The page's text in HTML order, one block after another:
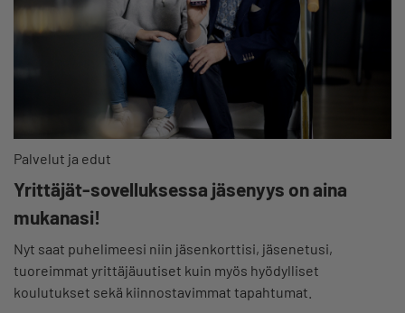
Palvelut ja edut
Yrittäjät-sovelluksessa jäsenyys on aina
mukanasi!
Nyt saat puhelimeesi niin jäsenkorttisi, jäsenetusi,
tuoreimmat yrittäjäuutiset kuin myös hyödylliset
koulutukset sekä kiinnostavimmat tapahtumat.